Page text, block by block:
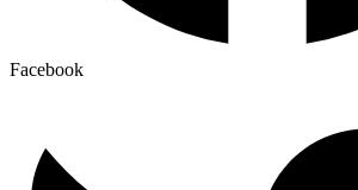
Facebook